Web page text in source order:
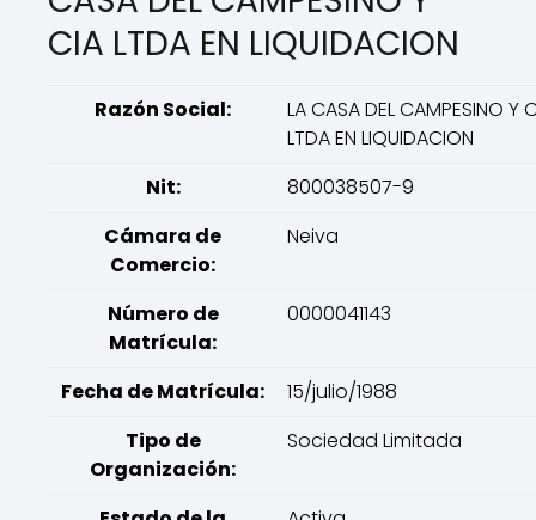
CIA LTDA EN LIQUIDACION
Razón Social:
LA CASA DEL CAMPESINO Y
LTDA EN LIQUIDACION
Nit:
800038507-9
Cámara de
Comercio:
Neiva
Número de
Matrícula:
0000041143
Fecha de Matrícula:
15/julio/1988
Tipo de
Organización:
Sociedad Limitada